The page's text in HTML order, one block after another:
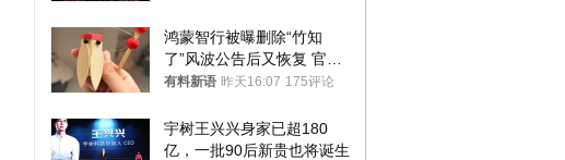
鸿蒙智行被曝删除“竹知
了”风波公告后又恢复 官媒
曾力挺：劝华为要大度的，
有料新语 昨天16:07 175评论
宇树王兴兴身家已超180
亿，一批90后新贵也将诞生